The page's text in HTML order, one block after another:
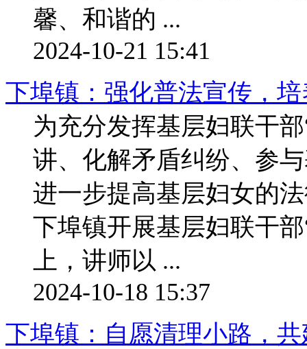
馨、和谐的 ...
2024-10-21 15:41
下埠镇：强化普法宣传，
为充分发挥基层妇联干
讲、化解矛盾纠纷、参
进一步提高基层妇女的
下埠镇开展基层妇联干
上，讲师以 ...
2024-10-18 15:37
下埠镇：自愿清理小路，